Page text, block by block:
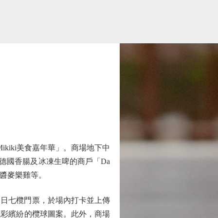
美食嘉年華」。商場地下中
國香腸及冰凍生啤的商戶「Da
麥樂雞等。
七欖門票，於場內打卡並上傳
繽紛的欖球圖案。此外，商場